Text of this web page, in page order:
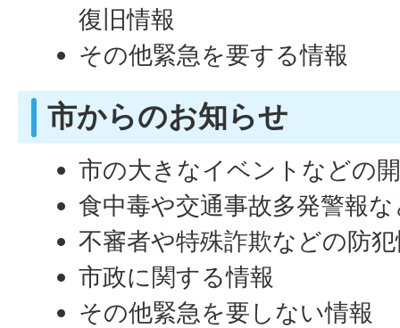
復旧情報
その他緊急を要する情報
市からのお知らせ
市の大きなイベントなどの
食中毒や交通事故多発警報
不審者や特殊詐欺などの防
市政に関する情報
その他緊急を要しない情報